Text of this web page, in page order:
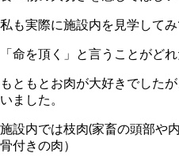
私も実際に施設内を見学してみ
「命を頂く」と言うことがど
もともとお肉が大好きでした
いました。
施設内では枝肉(家畜の頭部や
骨付きの肉）